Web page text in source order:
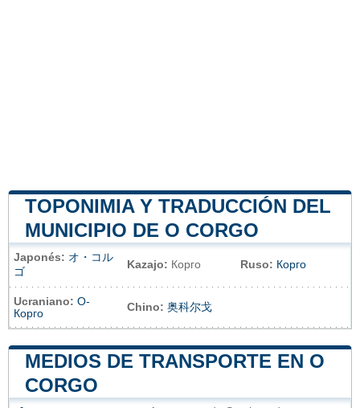
TOPONIMIA Y TRADUCCIÓN DEL
MUNICIPIO DE O CORGO
Japonés: オ・コル
ゴ
Kazajo: Корго Ruso: Корго
Ucraniano: О-
Корго
Chino: 奥科尔戈
MEDIOS DE TRANSPORTE EN O
CORGO